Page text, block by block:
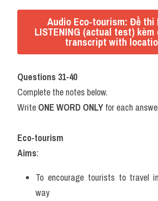
Audio Eco-tourism: Đề thi
LISTENING (actual test) kèm
transcript with
Questions 31-40
Complete the notes below.
Write ONE WORD ONLY for each
Eco-tourism
Aims:
To encourage tourists to travel
way